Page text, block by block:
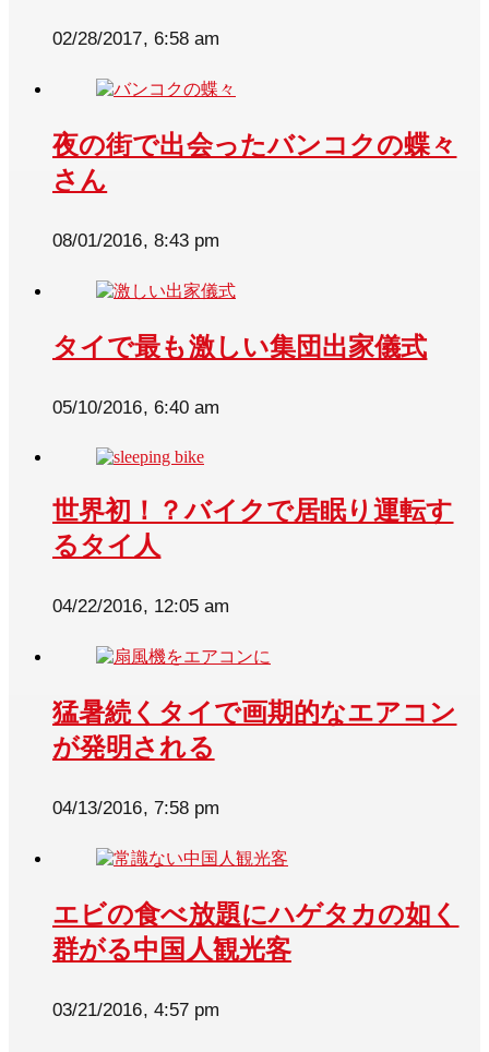
02/28/2017, 6:58 am
夜の街で出会ったバンコクの蝶々
さん
08/01/2016, 8:43 pm
タイで最も激しい集団出家儀式
05/10/2016, 6:40 am
世界初！？バイクで居眠り運転す
るタイ人
04/22/2016, 12:05 am
猛暑続くタイで画期的なエアコン
が発明される
04/13/2016, 7:58 pm
エビの食べ放題にハゲタカの如く
群がる中国人観光客
03/21/2016, 4:57 pm